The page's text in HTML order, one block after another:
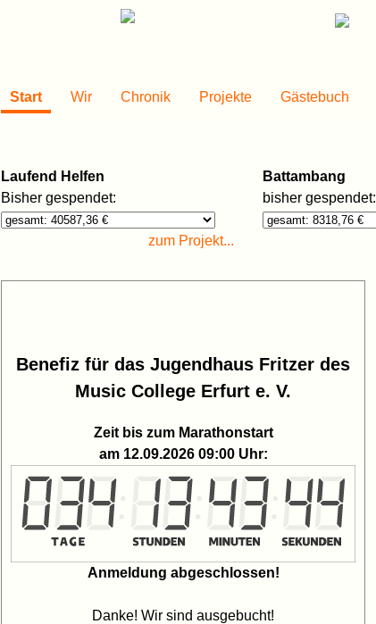
Start Wir Chronik Projekte Gästebuch
Laufend Helfen
Bisher gespendet:
zum Projekt...
Battambang
bisher gespendet:
Benefiz für das Jugendhaus Fritzer des
Music College Erfurt e. V.
Zeit bis zum Marathonstart
am 12.09.2026 09:00 Uhr:
Anmeldung abgeschlossen!
Danke! Wir sind ausgebucht!